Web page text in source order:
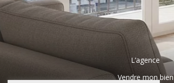
L’agence
Vendre mon bien